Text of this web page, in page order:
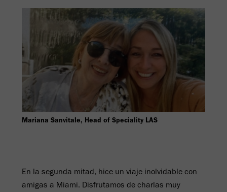
Mariana Sanvitale, Head of Speciality LAS
En la segunda mitad, hice un viaje inolvidable con
amigas a Miami. Disfrutamos de charlas muy